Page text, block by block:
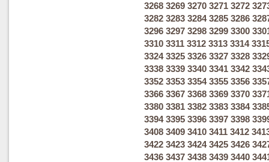
3268 3269 3270 3271 3272
3282 3283 3284 3285 3286
3296 3297 3298 3299 3300
3310 3311 3312 3313 3314
3324 3325 3326 3327 3328
3338 3339 3340 3341 3342
3352 3353 3354 3355 3356
3366 3367 3368 3369 3370
3380 3381 3382 3383 3384
3394 3395 3396 3397 3398
3408 3409 3410 3411 3412
3422 3423 3424 3425 3426
3436 3437 3438 3439 3440